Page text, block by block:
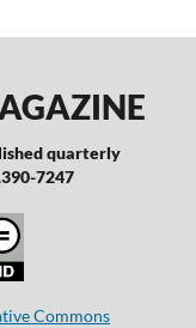
quarterly
7247
Commons